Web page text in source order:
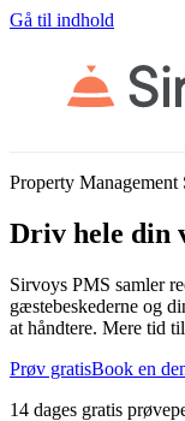
Gå til indhold
Property Management
Driv hele din
Sirvoys PMS samler
gæstebeskederne og
at håndtere. Mere tid
Prøv gratisBook en
14 dages gratis